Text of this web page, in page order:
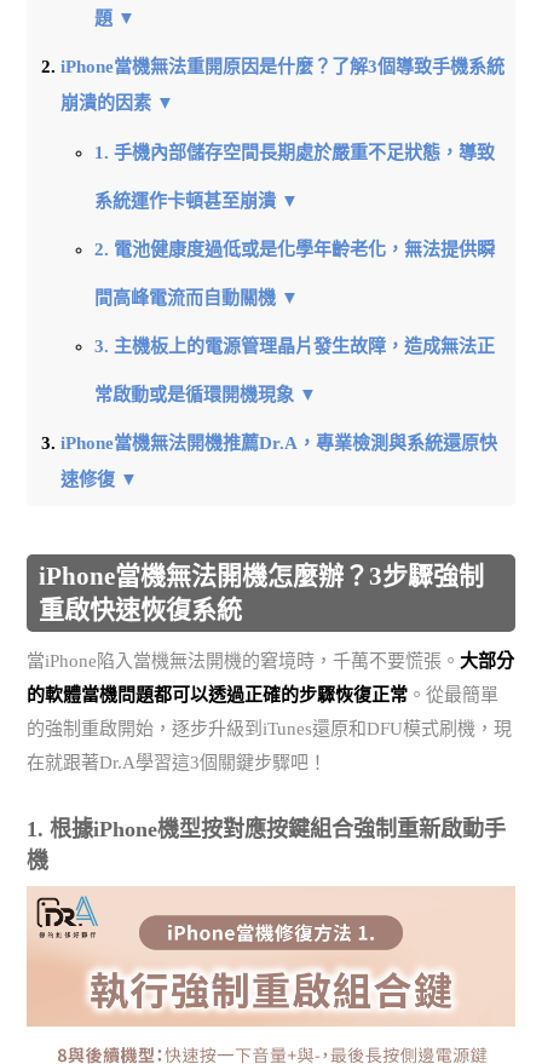
題 ▼
iPhone當機無法重開原因是什麼？了解3個導致手機系統
崩潰的因素 ▼
1. 手機內部儲存空間長期處於嚴重不足狀態，導致
系統運作卡頓甚至崩潰 ▼
2. 電池健康度過低或是化學年齡老化，無法提供瞬
間高峰電流而自動關機 ▼
3. 主機板上的電源管理晶片發生故障，造成無法正
常啟動或是循環開機現象 ▼
iPhone當機無法開機推薦Dr.A，專業檢測與系統還原快
速修復 ▼
iPhone當機無法開機怎麼辦？3步驟強制
重啟快速恢復系統
當iPhone陷入當機無法開機的窘境時，千萬不要慌張。 大部分
的軟體當機問題都可以透過正確的步驟恢復正常 。從最簡單
的強制重啟開始，逐步升級到iTunes還原和DFU模式刷機，現
在就跟著Dr.A學習這3個關鍵步驟吧！
1. 根據iPhone機型按對應按鍵組合強制重新啟動手
機